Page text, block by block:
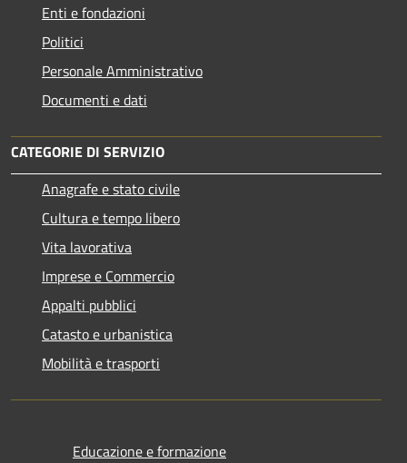
Enti e fondazioni
Politici
Personale Amministrativo
Documenti e dati
CATEGORIE DI SERVIZIO
Anagrafe e stato civile
Cultura e tempo libero
Vita lavorativa
Imprese e Commercio
Appalti pubblici
Catasto e urbanistica
Mobilità e trasporti
Educazione e formazione